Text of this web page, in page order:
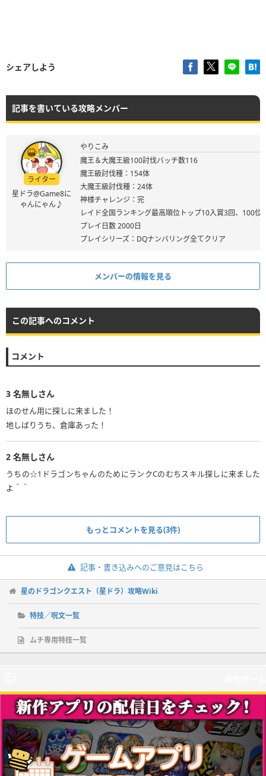
シェアしよう
記事を書いている攻略メンバー
ライター
星ドラ@Game8に
ゃんにゃん♪
やりこみ
魔王＆大魔王級100討伐バッチ数116
魔王級討伐種：154体
大魔王級討伐種：24体
神様チャレンジ：完
レイド全国ランキング最高順位トップ10入賞3回、100位
プレイ日数 2000日
プレイシリーズ：DQナンバリング全てクリア
メンバーの情報を見る
この記事へのコメント
コメント
3 名無しさん
ほのせん用に探しに来ました！
地しばりうち、倉庫あった！
2 名無しさん
うちの☆1ドラゴンちゃんのためにランクCのむちスキル探しに来ました
よ＾＾
もっとコメントを見る(3件)
記事・書き込みへのご意見はこちら
星のドラゴンクエスト（星ドラ）攻略Wiki
特技／呪文一覧
ムチ専用特技一覧